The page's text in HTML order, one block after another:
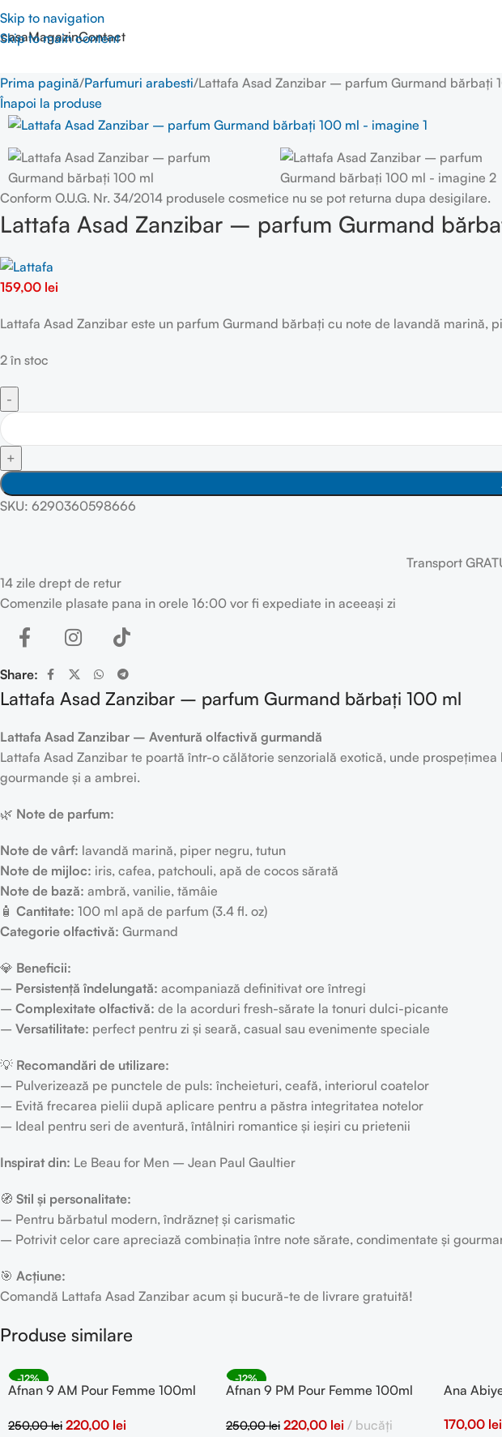
Skip to navigation
Skip to main content
MagazinContact
Prima pagină Parfumuri arabesti Lattafa Asad Zanzibar – parfum Gurmand bărbați
Înapoi la produse
Conform O.U.G. Nr. 34/2014 produsele cosmetice nu se pot returna dupa desigilare.
Lattafa Asad Zanzibar – parfum Gurmand
159,00 lei
Lattafa Asad Zanzibar este un parfum Gurmand bărbați cu note de lavandă marină,
2 în stoc
SKU: 6290360598666
Transport
14 zile drept de retur
Comenzile plasate pana in orele 16:00 vor fi expediate in aceeași zi
Share:
Lattafa Asad Zanzibar – parfum Gurmand bărbați 100 ml
Lattafa Asad Zanzibar – Aventură olfactivă gurmandă
Lattafa Asad Zanzibar te poartă într-o călătorie senzorială exotică, unde
gourmande și a ambrei.
🌿 Note de parfum:
Note de vârf: lavandă marină, piper negru, tutun
Note de mijloc: iris, cafea, patchouli, apă de cocos sărată
Note de bază: ambră, vanilie, tămâie
🧴 Cantitate: 100 ml apă de parfum (3.4 fl. oz)
Categorie olfactivă: Gurmand
💎 Beneficii:
– Persistență îndelungată: acompaniază definitivat ore întregi
– Complexitate olfactivă: de la acorduri fresh-sărate la tonuri dulci-picante
– Versatilitate: perfect pentru zi și seară, casual sau evenimente speciale
💡 Recomandări de utilizare:
– Pulverizează pe punctele de puls: încheieturi, ceafă, interiorul coatelor
– Evită frecarea pielii după aplicare pentru a păstra integritatea notelor
– Ideal pentru seri de aventură, întâlniri romantice și ieșiri cu prietenii
Inspirat din: Le Beau for Men – Jean Paul Gaultier
🧭 Stil și personalitate:
– Pentru bărbatul modern, îndrăzneț și carismatic
– Potrivit celor care apreciază combinația între note sărate, condimentate și
🎯 Acțiune:
Comandă Lattafa Asad Zanzibar acum și bucură-te de livrare gratuită!
Produse similare
-12%
SOLD OUT
Afnan 9 AM Pour Femme 100ml
250,00lei 220,00 lei
-12%
Afnan 9 PM Pour Femme 100ml
250,00lei 220,00 lei bucăți
Ana
170,00 lei